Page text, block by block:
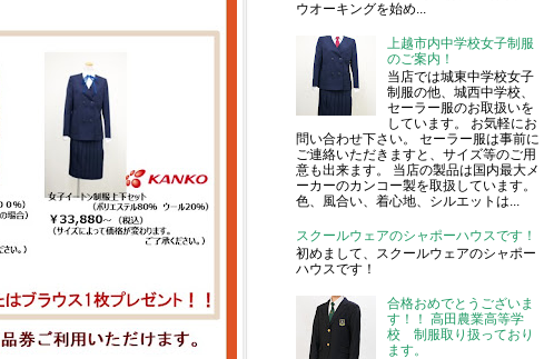
ウオーキングを始め...
上越市内中学校女子制服
のご案内！
当店では城東中学校女子
制服の他、城西中学校、
セーラー服のお取扱いを
しています。 お気軽にお
問い合わせ下さい。 セーラー服は事前に
ご連絡いただきますと、サイズ等のご用
意も出来ます。 当店の製品は国内最大メ
ーカーのカンコー製を取扱しています。
色、風合い、着心地、シルエットは...
スクールウェアのシャポーハウスです！
初めまして、スクールウェアのシャポー
ハウスです！
合格おめでとうございま
す！！ 高田農業高等学
校 制服取り扱っており
ます。